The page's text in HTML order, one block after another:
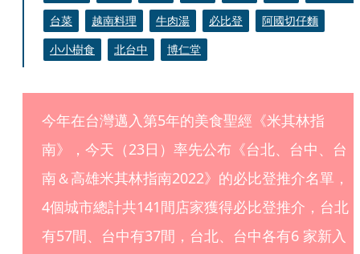
台菜
越南料理 牛肉湯 必比登
阿國切仔麵
小小樹食
北台中 博仁堂
今年在台灣邁入第5年的美食聖經《米其林指
南》，今天（23日）率先公布《台北、台中、台
南＆高雄米其林指南2022》的必比登推介名單，
4個城市總計共141間店家獲得必比登推介，台北
有57間、台中有37間，台北、台中各有6 家新入